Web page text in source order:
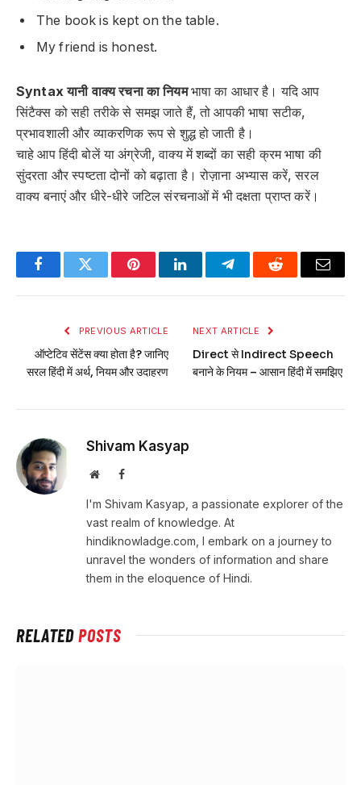
The book is kept on the table.
My friend is honest.
Syntax यानी वाक्य रचना का नियमभाषा का आधार है। यदि आप
सिंटैक्स को सही तरीके से समझ जाते हैं, तो आपकी भाषा सटीक,
प्रभावशाली और व्याकरणिक रूप से शुद्ध हो जाती है।
चाहे आप हिंदी बोलें या अंग्रेजी, वाक्य में शब्दों का सही क्रम भाषा की
सुंदरता और स्पष्टता दोनों को बढ़ाता है। रोज़ाना अभ्यास करें, सरल
वाक्य बनाएं और धीरे-धीरे जटिल संरचनाओं में भी दक्षता प्राप्त करें।
FacebookTwitter PinterestLinkedInTelegramReddit Email
PREVIOUS ARTICLE
ऑप्टेटिव सेंटेंस क्या होता है? जानिए
सरल हिंदी में अर्थ, नियम और उदाहरण
NEXT ARTICLE
Direct से Indirect Speech
बनाने के नियम – आसान हिंदी में समझिए
Shivam Kasyap
WebsiteFacebook
I'm Shivam Kasyap, a passionate explorer of the
vast realm of knowledge. At
hindiknowladge.com, I embark on a journey to
unravel the wonders of information and share
them in the eloquence of Hindi.
RELATEDPOSTS